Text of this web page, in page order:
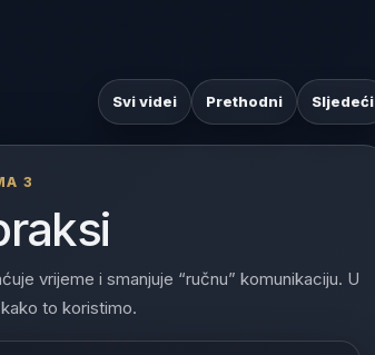
Svi videi Prethodni Sljedeći
3
vrijeme i smanjuje “ručnu” komunikaciju. U
to koristimo.